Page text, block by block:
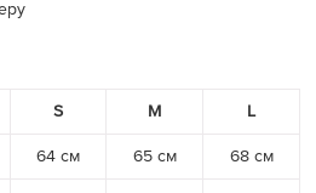
S M L
64 см 65 см 68 см